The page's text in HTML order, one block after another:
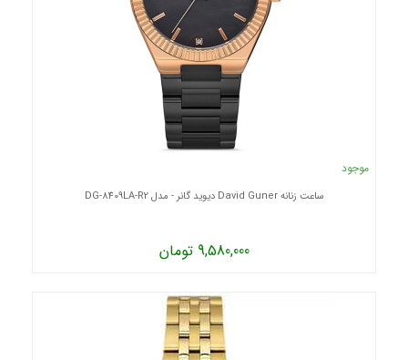
موجود
ساعت زنانه David Guner دیوید گانر - مدل DG-8409LA-R2
9,580,000 تومان